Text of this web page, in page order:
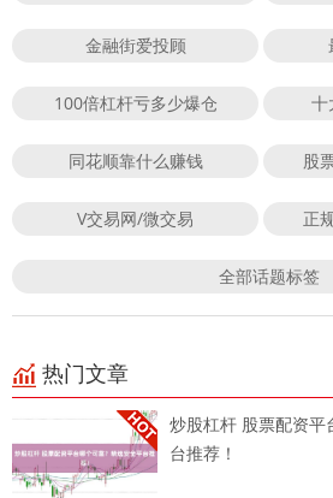
金融街爱投顾
100倍杠杆亏多少爆仓 十
同花顺靠什么赚钱 股
V交易网/微交易 正
全部话题标签
热门文章
炒股杠杆 股票配资平
台推荐！